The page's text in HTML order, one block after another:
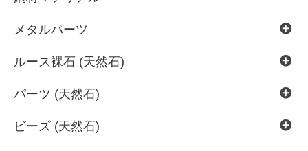
メタルパーツ
ルース裸石 (天然石)
パーツ (天然石)
ビーズ (天然石)